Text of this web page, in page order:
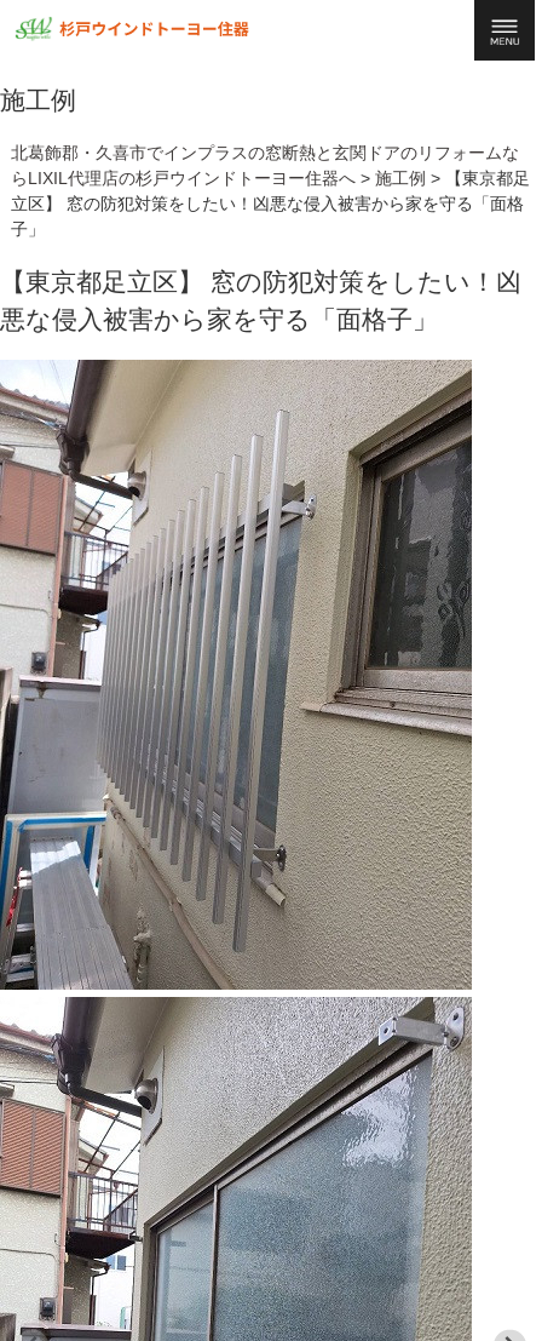
施工例
北葛飾郡・久喜市でインプラスの窓断熱と玄関ドアのリフォームな
らLIXIL代理店の杉戸ウインドトーヨー住器へ> 施工例 >
【東京都足
立区】 窓の防犯対策をしたい！凶悪な侵入被害から家を守る「面格
子」
【東京都足立区】 窓の防犯対策をしたい！凶
悪な侵入被害から家を守る「面格子」